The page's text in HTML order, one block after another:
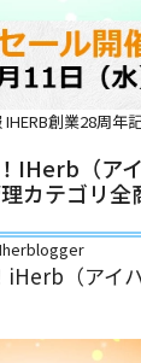
IHERB創業28周年
iHerb（ア
カテゴリ
Iherblogger
iHerb（アイ